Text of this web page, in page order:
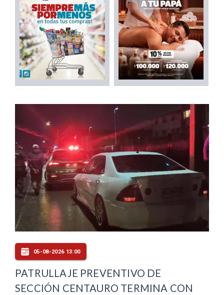
05-08-2026 13:00
PATRULLAJE PREVENTIVO DE
SECCIÓN CENTAURO TERMINA CON